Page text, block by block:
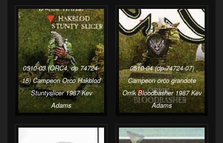
0510-03 (ORC4, dp 74724-
15) Campeon Orco Hakblod
Stuntyslicer 1987 Kev
Adams
0510-04 (dp 74724-07)
Campeon orco grandote
Orrik Bloodbasher 1987 Kev
Adams